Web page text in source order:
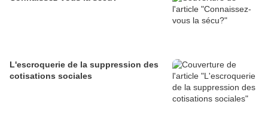
L'escroquerie de la suppression des
cotisations sociales